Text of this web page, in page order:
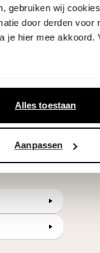
gebruiken wij
door derden voor
je hier mee akkoord.
Alles toestaan
Aanpassen
We
woon-,
ontwerpen
en kleuren!
en